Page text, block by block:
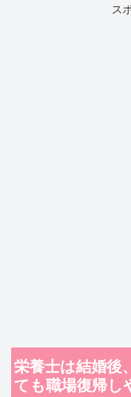
ス
栄養士は結婚後
ても職場復帰し